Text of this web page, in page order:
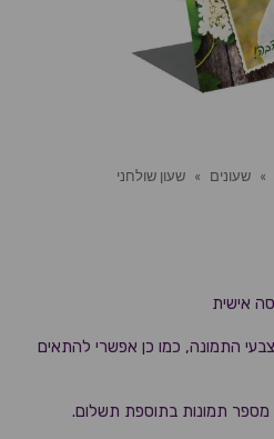
» שעונים » שעון שולחני
אישית
התמונה, כמו כן אפשרי להתאים
מספר תמונות בתוספת תשלום.